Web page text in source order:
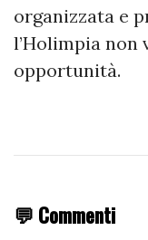
organizzata e
l’Holimpia non
opportunità.
💬 Commenti